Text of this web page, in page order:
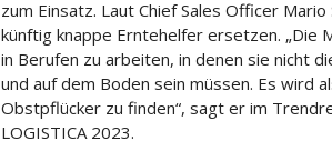
zum Einsatz. Laut Chief Sales Officer
künftig knappe Erntehelfer ersetzen. „Die
in Berufen zu arbeiten, in denen sie nicht
und auf dem Boden sein müssen. Es wird
Obstpflücker zu finden“, sagt er im
LOGISTICA 2023.